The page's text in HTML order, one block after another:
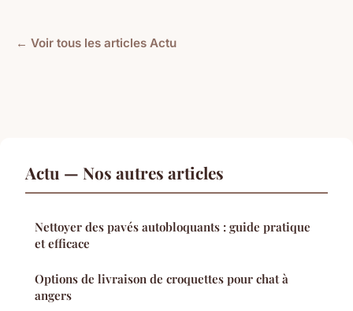
← Voir tous les articles Actu
Actu — Nos autres articles
Nettoyer des pavés autobloquants : guide pratique
et efficace
Options de livraison de croquettes pour chat à
angers